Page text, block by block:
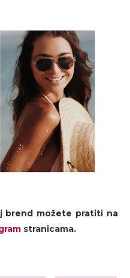
brend možete pratiti na
stranicama.